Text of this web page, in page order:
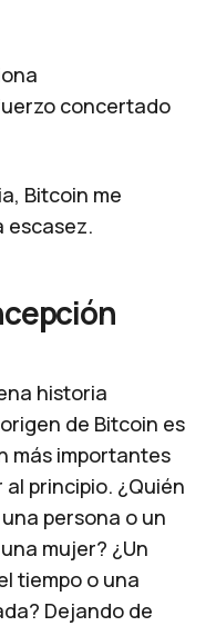
concertado
Bitcoin me
escasez.
historia
de Bitcoin es
más importantes
principio. ¿Quién
persona o un
mujer? ¿Un
tiempo o una
Dejando de